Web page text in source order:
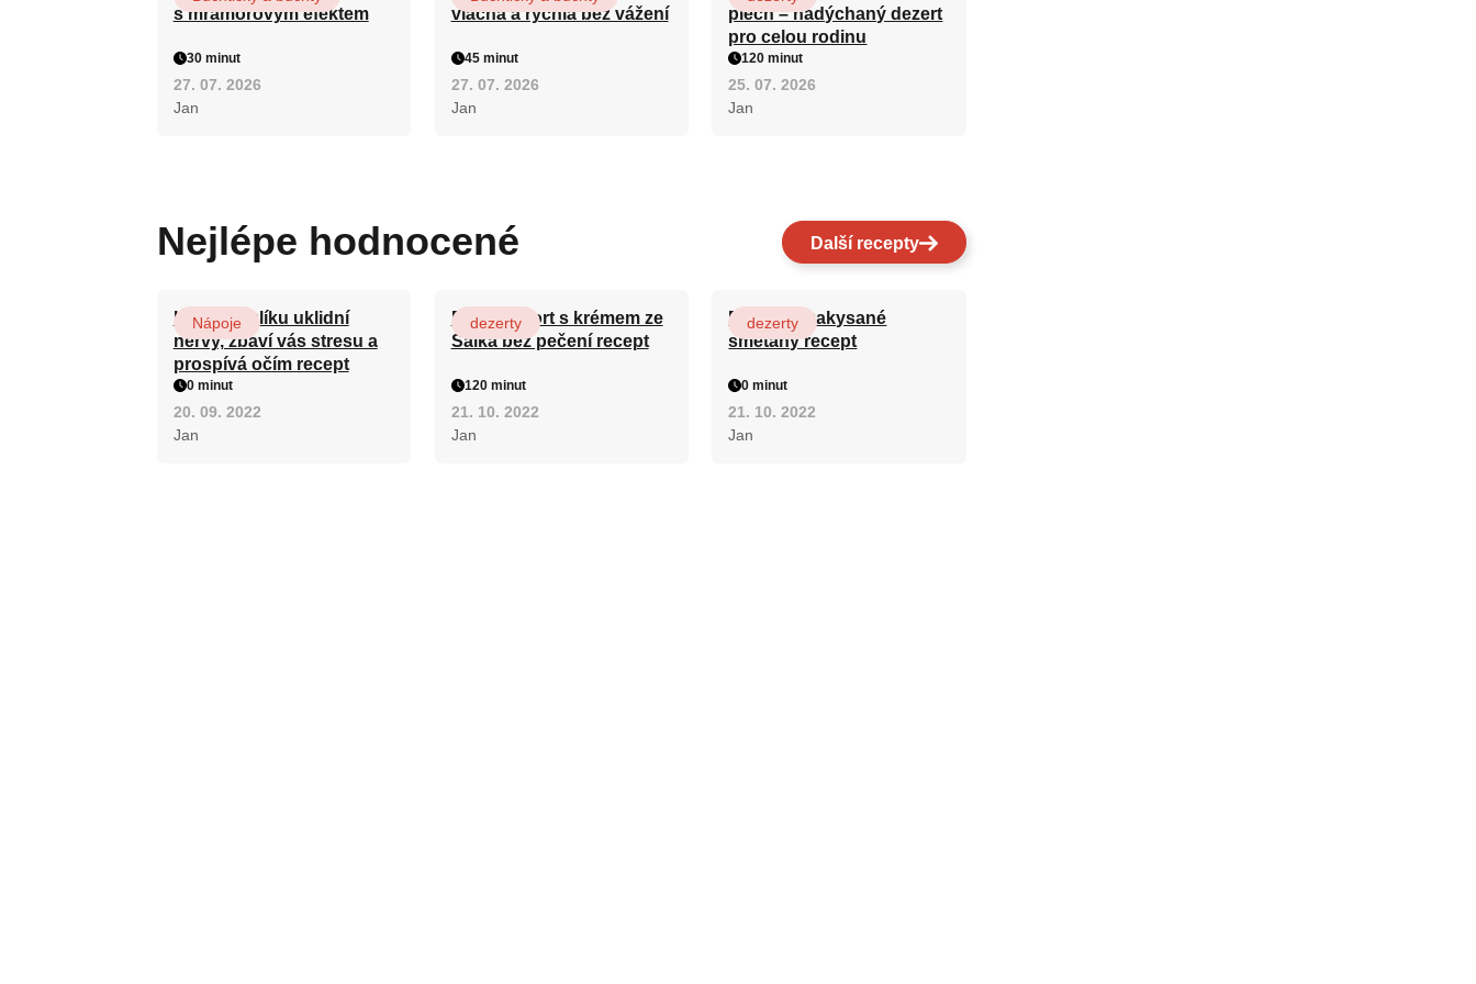
s mramorovým efektem
30 minut
27. 07. 2026
Jan
vláčná a rychlá bez vážení
45 minut
27. 07. 2026
Jan
plech – nadýchaný dezert
pro celou rodinu
120 minut
25. 07. 2026
Jan
Nejlépe hodnocené Další recepty
Kořen kozlíku uklidní
nervy, zbaví vás stresu a
prospívá očím recept
Nápoje
0 minut
20. 09. 2022
Jan
Patrový dort s krémem ze
Salka bez pečení recept
dezerty
120 minut
21. 10. 2022
Jan
Fánky ze zakysané
smetany recept
dezerty
0 minut
21. 10. 2022
Jan